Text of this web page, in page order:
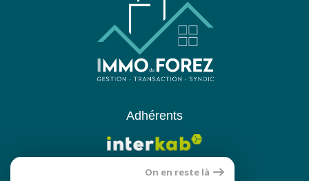
Adhérents
On en reste là